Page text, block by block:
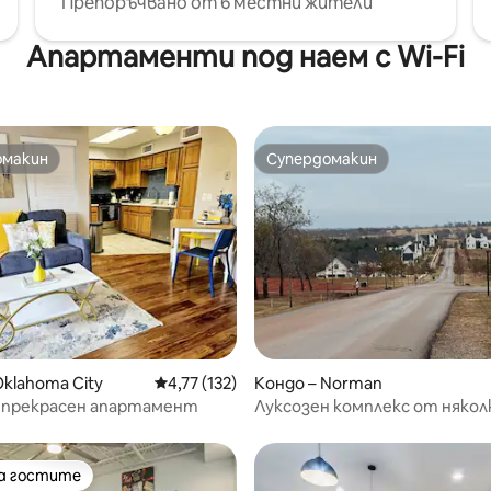
Апартаменти под наем с Wi-Fi
5, 68 отзива
City Средна оценка: 4,77 от 5, 132 отзива
4,77 (132)
апартамент
Супердомакин
Супердомакин
Кондо – Norman
Луксозен комплекс от
гостите
гостите